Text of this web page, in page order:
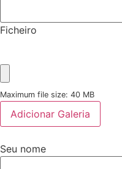
Ficheiro
Maximum file size: 40 MB
Adicionar Galeria
Seu nome